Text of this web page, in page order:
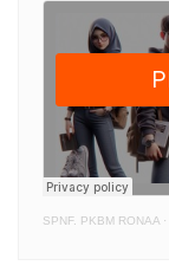
SPNF. PKBM RONAA ·